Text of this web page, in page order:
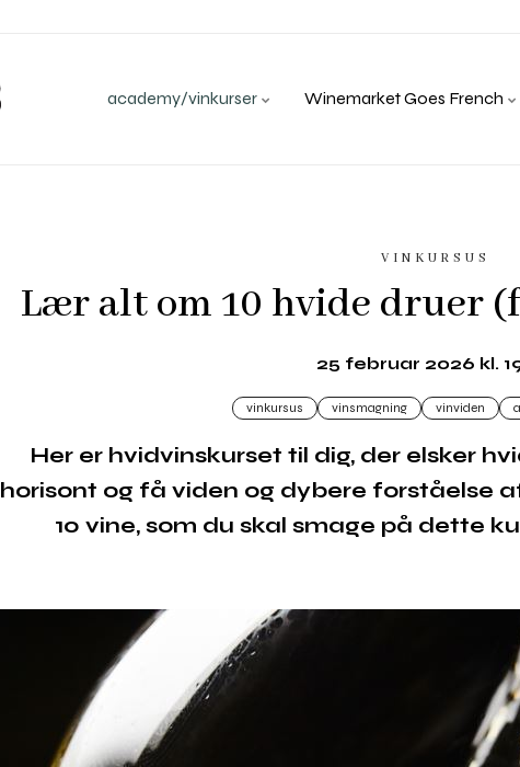
academy/vinkurser Winemarket Goes French
VINKURSUS
Lær alt om 10 hvide druer
25 februar 2026 kl.
vinkursus vinsmagning vinviden
Her er hvidvinskurset til dig, der elsker
horisont og få viden og dybere forståelse
10 vine, som du skal smage på dette